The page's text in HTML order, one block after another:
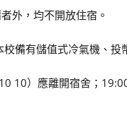
外，均不開放住宿。
備有儲值式冷氣機、投
10）應離開宿舍；